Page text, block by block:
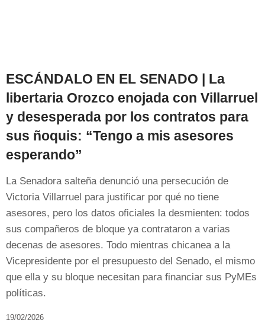
ESCÁNDALO EN EL SENADO | La
libertaria Orozco enojada con Villarruel
y desesperada por los contratos para
sus ñoquis: “Tengo a mis asesores
esperando”
La Senadora salteña denunció una persecución de
Victoria Villarruel para justificar por qué no tiene
asesores, pero los datos oficiales la desmienten: todos
sus compañeros de bloque ya contrataron a varias
decenas de asesores. Todo mientras chicanea a la
Vicepresidente por el presupuesto del Senado, el mismo
que ella y su bloque necesitan para financiar sus PyMEs
políticas.
19/02/2026